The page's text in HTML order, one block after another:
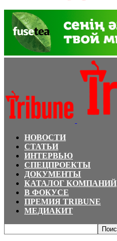
НОВОСТИ
СТАТЬИ
ИНТЕРВЬЮ
СПЕЦПРОЕКТЫ
ДОКУМЕНТЫ
КАТАЛОГ КОМПАНИЙ
В ФОКУСЕ
ПРЕМИЯ TRIBUNE
МЕДИАКИТ